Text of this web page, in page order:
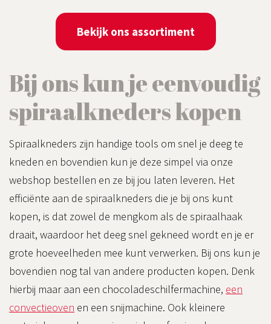
Bekijk ons assortiment
Bij ons kun je eenvoudig
spiraalkneders kopen
Spiraalkneders zijn handige tools om snel je deeg te
kneden en bovendien kun je deze simpel via onze
webshop bestellen en ze bij jou laten leveren. Het
efficiënte aan de spiraalkneders die je bij ons kunt
kopen, is dat zowel de mengkom als de spiraalhaak
draait, waardoor het deeg snel gekneed wordt en je er
grote hoeveelheden mee kunt verwerken. Bij ons kun je
bovendien nog tal van andere producten kopen. Denk
hierbij maar aan een chocoladeschilfermachine, een
convectieoven en een snijmachine. Ook kleinere